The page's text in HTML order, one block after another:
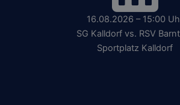
16.08.2026 – 15:00
SG Kalldorf vs. RSV
Sportplatz Kalldorf